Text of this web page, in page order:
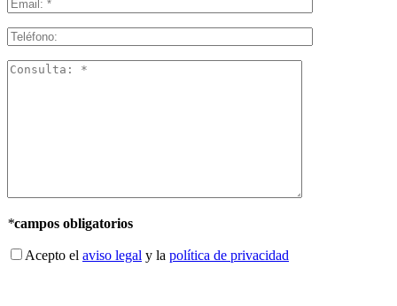
*campos obligatorios
Acepto el aviso legal y la política de privacidad